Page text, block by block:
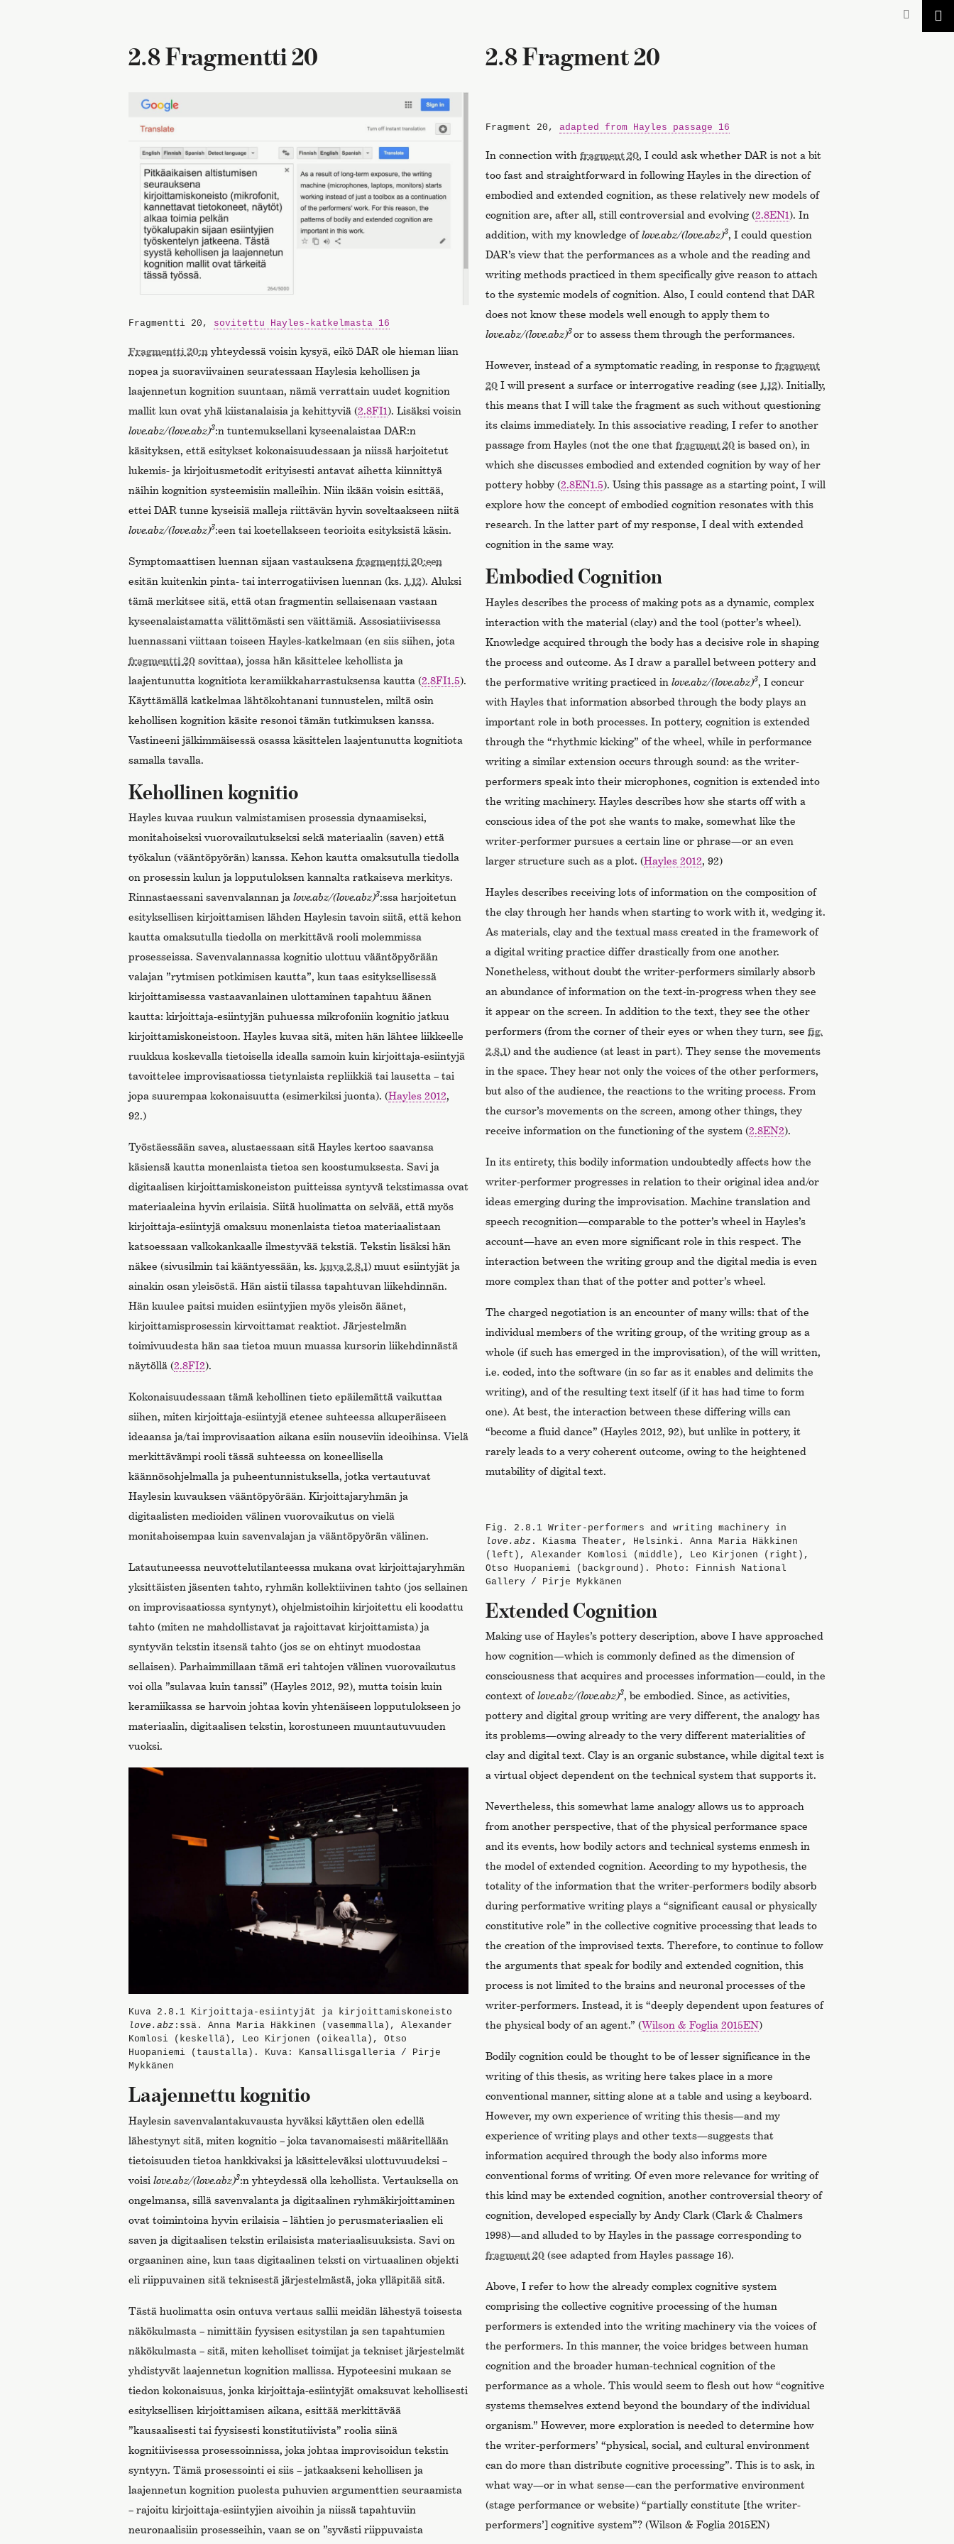
2.8 Fragmentti 20
Fragmentti 20, sovitettu Hayles-katkelmasta 16
Fragmentti 20:n yhteydessä voisin kysyä, eikö DAR ole hieman liian
nopea ja suoraviivainen seuratessaan Haylesia kehollisen ja
laajennetun kognition suuntaan, nämä verrattain uudet kognition
mallit kun ovat yhä kiistanalaisia ja kehittyviä (2.8FI1). Lisäksi voisin
love.abz/(love.abz)3:n tuntemuksellani kyseenalaistaa DAR:n
käsityksen, että esitykset kokonaisuudessaan ja niissä harjoitetut
lukemis- ja kirjoitusmetodit erityisesti antavat aihetta kiinnittyä
näihin kognition systeemisiin malleihin. Niin ikään voisin esittää,
ettei DAR tunne kyseisiä malleja riittävän hyvin soveltaakseen niitä
love.abz/(love.abz)3:een tai koetellakseen teorioita esityksistä käsin.
Symptomaattisen luennan sijaan vastauksena fragmentti 20:een
esitän kuitenkin pinta- tai interrogatiivisen luennan (ks. 1.12). Aluksi
tämä merkitsee sitä, että otan fragmentin sellaisenaan vastaan
kyseenalaistamatta välittömästi sen väittämiä. Assosiatiivisessa
luennassani viittaan toiseen Hayles-katkelmaan (en siis siihen, jota
fragmentti 20sovittaa), jossa hän käsittelee kehollista ja
laajentunutta kognitiota keramiikkaharrastuksensa kautta (2.8FI1.5).
Käyttämällä katkelmaa lähtökohtanani tunnustelen, miltä osin
kehollisen kognition käsite resonoi tämän tutkimuksen kanssa.
Vastineeni jälkimmäisessä osassa käsittelen laajentunutta kognitiota
samalla tavalla.
Kehollinen kognitio
Hayles kuvaa ruukun valmistamisen prosessia dynaamiseksi,
monitahoiseksi vuorovaikutukseksi sekä materiaalin (saven) että
työkalun (vääntöpyörän) kanssa. Kehon kautta omaksutulla tiedolla
on prosessin kulun ja lopputuloksen kannalta ratkaiseva merkitys.
Rinnastaessani savenvalannan ja love.abz/(love.abz)3:ssa harjoitetun
esityksellisen kirjoittamisen lähden Haylesin tavoin siitä, että kehon
kautta omaksutulla tiedolla on merkittävä rooli molemmissa
prosesseissa. Savenvalannassa kognitio ulottuu vääntöpyörään
valajan ”rytmisen potkimisen kautta”, kun taas esityksellisessä
kirjoittamisessa vastaavanlainen ulottaminen tapahtuu äänen
kautta: kirjoittaja-esiintyjän puhuessa mikrofoniin kognitio jatkuu
kirjoittamiskoneistoon. Hayles kuvaa sitä, miten hän lähtee liikkeelle
ruukkua koskevalla tietoisella idealla samoin kuin kirjoittaja-esiintyjä
tavoittelee improvisaatiossa tietynlaista repliikkiä tai lausetta – tai
jopa suurempaa kokonaisuutta (esimerkiksi juonta). (Hayles 2012,
92.)
Työstäessään savea, alustaessaan sitä Hayles kertoo saavansa
käsiensä kautta monenlaista tietoa sen koostumuksesta. Savi ja
digitaalisen kirjoittamiskoneiston puitteissa syntyvä tekstimassa ovat
materiaaleina hyvin erilaisia. Siitä huolimatta on selvää, että myös
kirjoittaja-esiintyjä omaksuu monenlaista tietoa materiaalistaan
katsoessaan valkokankaalle ilmestyvää tekstiä. Tekstin lisäksi hän
näkee (sivusilmin tai kääntyessään, ks. kuva 2.8.1) muut esiintyjät ja
ainakin osan yleisöstä. Hän aistii tilassa tapahtuvan liikehdinnän.
Hän kuulee paitsi muiden esiintyjien myös yleisön äänet,
kirjoittamisprosessin kirvoittamat reaktiot. Järjestelmän
toimivuudesta hän saa tietoa muun muassa kursorin liikehdinnästä
näytöllä (2.8FI2).
Kokonaisuudessaan tämä kehollinen tieto epäilemättä vaikuttaa
siihen, miten kirjoittaja-esiintyjä etenee suhteessa alkuperäiseen
ideaansa ja/tai improvisaation aikana esiin nouseviin ideoihinsa. Vielä
merkittävämpi rooli tässä suhteessa on koneellisella
käännösohjelmalla ja puheentunnistuksella, jotka vertautuvat
Haylesin kuvauksen vääntöpyörään. Kirjoittajaryhmän ja
digitaalisten medioiden välinen vuorovaikutus on vielä
monitahoisempaa kuin savenvalajan ja vääntöpyörän välinen.
Latautuneessa neuvottelutilanteessa mukana ovat kirjoittajaryhmän
yksittäisten jäsenten tahto, ryhmän kollektiivinen tahto (jos sellainen
on improvisaatiossa syntynyt), ohjelmistoihin kirjoitettu eli koodattu
tahto (miten ne mahdollistavat ja rajoittavat kirjoittamista) ja
syntyvän tekstin itsensä tahto (jos se on ehtinyt muodostaa
sellaisen). Parhaimmillaan tämä eri tahtojen välinen vuorovaikutus
voi olla ”sulavaa kuin tanssi” (Hayles 2012, 92), mutta toisin kuin
keramiikassa se harvoin johtaa kovin yhtenäiseen lopputulokseen jo
materiaalin, digitaalisen tekstin, korostuneen muuntautuvuuden
vuoksi.
Kuva 2.8.1 Kirjoittaja-esiintyjät ja kirjoittamiskoneisto
love.abz:ssä. Anna Maria Häkkinen (vasemmalla), Alexander
Komlosi (keskellä), Leo Kirjonen (oikealla), Otso
Huopaniemi (taustalla). Kuva: Kansallisgalleria / Pirje
Mykkänen
Laajennettu kognitio
Haylesin savenvalantakuvausta hyväksi käyttäen olen edellä
lähestynyt sitä, miten kognitio – joka tavanomaisesti määritellään
tietoisuuden tietoa hankkivaksi ja käsitteleväksi ulottuvuudeksi –
voisi love.abz/(love.abz)3:n yhteydessä olla kehollista. Vertauksella on
ongelmansa, sillä savenvalanta ja digitaalinen ryhmäkirjoittaminen
ovat toimintoina hyvin erilaisia – lähtien jo perusmateriaalien eli
saven ja digitaalisen tekstin erilaisista materiaalisuuksista. Savi on
orgaaninen aine, kun taas digitaalinen teksti on virtuaalinen objekti
eli riippuvainen sitä teknisestä järjestelmästä, joka ylläpitää sitä.
Tästä huolimatta osin ontuva vertaus sallii meidän lähestyä toisesta
näkökulmasta – nimittäin fyysisen esitystilan ja sen tapahtumien
näkökulmasta – sitä, miten keholliset toimijat ja tekniset järjestelmät
yhdistyvät laajennetun kognition mallissa. Hypoteesini mukaan se
tiedon kokonaisuus, jonka kirjoittaja-esiintyjät omaksuvat kehollisesti
esityksellisen kirjoittamisen aikana, esittää merkittävää
”kausaalisesti tai fyysisesti konstitutiivista” roolia siinä
kognitiivisessa prosessoinnissa, joka johtaa improvisoidun tekstin
syntyyn. Tämä prosessointi ei siis – jatkaakseni kehollisen ja
laajennetun kognition puolesta puhuvien argumenttien seuraamista
– rajoitu kirjoittaja-esiintyjien aivoihin ja niissä tapahtuviin
neuronaalisiin prosesseihin, vaan se on ”syvästi riippuvaista
2.8 Fragment 20
Fragment 20, adapted from Hayles passage 16
In connection with fragment 20, I could ask whether DAR is not a bit
too fast and straightforward in following Hayles in the direction of
embodied and extended cognition, as these relatively new models of
cognition are, after all, still controversial and evolving (2.8EN1). In
addition, with my knowledge oflove.abz/(love.abz)3, I could question
DAR’s view that the performances as a whole and the reading and
writing methods practiced in them specifically give reason to attach
to the systemic models of cognition. Also, I could contend that DAR
does not know these models well enough to apply them to
love.abz/(love.abz)3or to assess them through the performances.
However, instead of a symptomatic reading, in response to fragment
20 I will present a surface or interrogative reading (see 1.12). Initially,
this means that I will take the fragment as such without questioning
its claims immediately. In this associative reading, I refer to another
passage from Hayles (not the one that fragment 20 is based on), in
which she discusses embodied and extended cognition by way of her
pottery hobby (2.8EN1.5). Using this passage as a starting point, I will
explore how the concept of embodied cognition resonates with this
research. In the latter part of my response, I deal with extended
cognition in the same way.
Embodied Cognition
Hayles describes the process of making pots as a dynamic, complex
interaction with the material (clay) and the tool (potter’s wheel).
Knowledge acquired through the body has a decisive role in shaping
the process and outcome. As I draw a parallel between pottery and
the performative writing practiced in love.abz/(love.abz)3, I concur
with Hayles that information absorbed through the body plays an
important role in both processes. In pottery, cognition is extended
through the “rhythmic kicking” of the wheel, while in performance
writing a similar extension occurs through sound: as the writer-
performers speak into their microphones, cognition is extended into
the writing machinery. Hayles describes how she starts off with a
conscious idea of the pot she wants to make, somewhat like the
writer-performer pursues a certain line or phrase—or an even
larger structure such as a plot. (Hayles 2012, 92)
Hayles describes receiving lots of information on the composition of
the clay through her hands when starting to work with it, wedging it.
As materials, clay and the textual mass created in the framework of
a digital writing practice differ drastically from one another.
Nonetheless, without doubt the writer-performers similarly absorb
an abundance of information on the text-in-progress when they see
it appear on the screen. In addition to the text, they see the other
performers (from the corner of their eyes or when they turn, see fig.
2.8.1) and the audience (at least in part). They sense the movements
in the space. They hear not only the voices of the other performers,
but also of the audience, the reactions to the writing process. From
the cursor’s movements on the screen, among other things, they
receive information on the functioning of the system (2.8EN2).
In its entirety, this bodily information undoubtedly affects how the
writer-performer progresses in relation to their original idea and/or
ideas emerging during the improvisation. Machine translation and
speech recognition—comparable to the potter’s wheel in Hayles’s
account—have an even more significant role in this respect. The
interaction between the writing group and the digital media is even
more complex than that of the potter and potter’s wheel.
The charged negotiation is an encounter of many wills: that of the
individual members of the writing group, of the writing group as a
whole (if such has emerged in the improvisation), of the will written,
i.e. coded, into the software (in so far as it enables and delimits the
writing), and of the resulting text itself (if it has had time to form
one). At best, the interaction between these differing wills can
“become a fluid dance” (Hayles 2012, 92), but unlike in pottery, it
rarely leads to a very coherent outcome, owing to the heightened
mutability of digital text.
Fig. 2.8.1 Writer-performers and writing machinery in
love.abz . Kiasma Theater, Helsinki. Anna Maria Häkkinen
(left), Alexander Komlosi (middle), Leo Kirjonen (right),
Otso Huopaniemi (background). Photo: Finnish National
Gallery / Pirje Mykkänen
Extended Cognition
Making use of Hayles’s pottery description, above I have approached
how cognition—which is commonly defined as the dimension of
consciousness that acquires and processes information—could, in the
context oflove.abz/(love.abz)3, be embodied. Since, as activities,
pottery and digital group writing are very different, the analogy has
its problems—owing already to the very different materialities of
clay and digital text. Clay is an organic substance, while digital text is
a virtual object dependent on the technical system that supports it.
Nevertheless, this somewhat lame analogy allows us to approach
from another perspective, that of the physical performance space
and its events, how bodily actors and technical systems enmesh in
the model of extended cognition. According to my hypothesis, the
totality of the information that the writer-performers bodily absorb
during performative writing plays a “significant causal or physically
constitutive role” in the collective cognitive processing that leads to
the creation of the improvised texts. Therefore, to continue to follow
the arguments that speak for bodily and extended cognition, this
process is not limited to the brains and neuronal processes of the
writer-performers. Instead, it is “deeply dependent upon features of
the physical body of an agent.” (Wilson & Foglia 2015EN)
Bodily cognition could be thought to be of lesser significance in the
writing of this thesis, as writing here takes place in a more
conventional manner, sitting alone at a table and using a keyboard.
However, my own experience of writing this thesis—and my
experience of writing plays and other texts—suggests that
information acquired through the body also informs more
conventional forms of writing. Of even more relevance for writing of
this kind may be extended cognition, another controversial theory of
cognition, developed especially by Andy Clark (Clark & Chalmers
1998)—and alluded to by Hayles in the passage corresponding to
fragment 20 (see adapted from Hayles passage 16).
Above, I refer to how the already complex cognitive system
comprising the collective cognitive processing of the human
performers is extended into the writing machinery via the voices of
the performers. In this manner, the voice bridges between human
cognition and the broader human-technical cognition of the
performance as a whole. This would seem to flesh out how “cognitive
systems themselves extend beyond the boundary of the individual
organism.” However, more exploration is needed to determine how
the writer-performers’ “physical, social, and cultural environment
can do more than distribute cognitive processing”. This is to ask, in
what way—or in what sense—can the performative environment
(stage performance or website) “partially constitute [the writer-
performers’] cognitive system”? (Wilson & Foglia 2015EN)